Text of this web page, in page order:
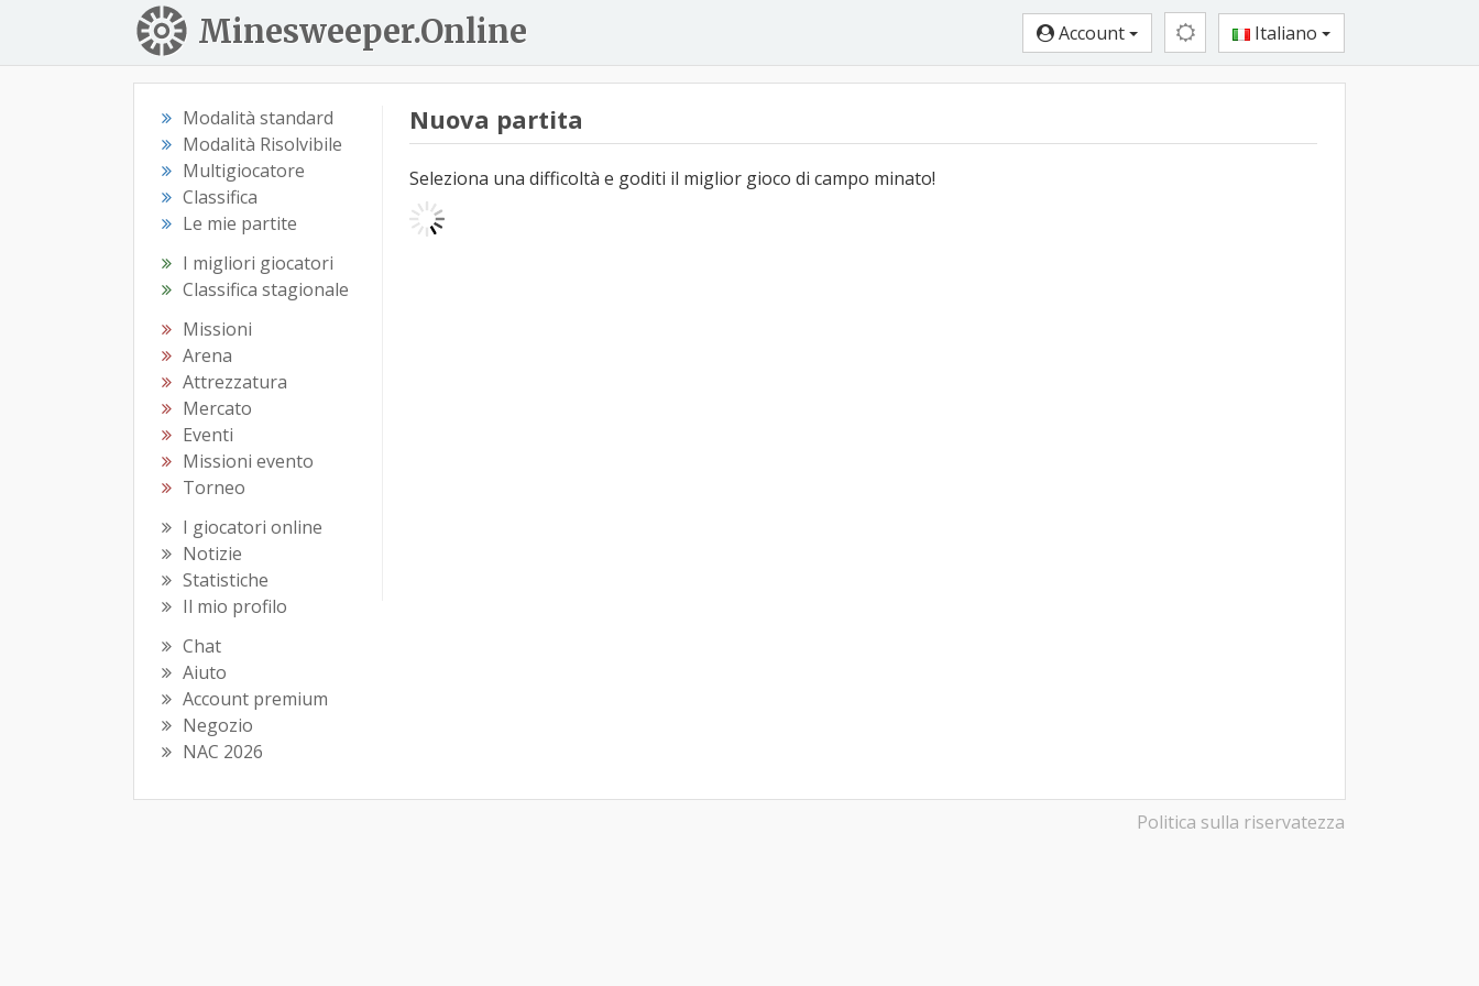
Minesweeper.Online Account Italiano
Modalità standard
Modalità Risolvibile
Multigiocatore
Classifica
Le mie partite
I migliori giocatori
Classifica stagionale
Missioni
Arena
Attrezzatura
Mercato
Eventi
Missioni evento
Torneo
I giocatori online
Notizie
Statistiche
Il mio profilo
Chat
Aiuto
Account premium
Negozio
NAC 2026
Nuova partita
Seleziona una difficoltà e goditi il miglior gioco di campo minato!
Politica sulla riservatezza